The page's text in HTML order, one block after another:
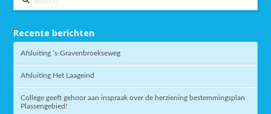
Recente berichten
Afsluiting ‘s-Gravenbroekseweg
Afsluiting Het Laageind
College geeft gehoor aan inspraak over de herziening bestemmingsplan
Plassengebied!